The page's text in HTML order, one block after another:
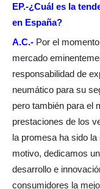
EP.-¿Cuál es la
en España?
A.C.- Por el
mercado
responsabilidad de
neumático para su
pero también para el
prestaciones de los
la promesa ha sido
motivo, dedicamos
desarrollo e
consumidores la